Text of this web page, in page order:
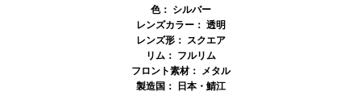
色： シルバー
レンズカラー： 透明
レンズ形： スクエア
リム： フルリム
フロント素材： メタル
製造国：
日本・鯖江